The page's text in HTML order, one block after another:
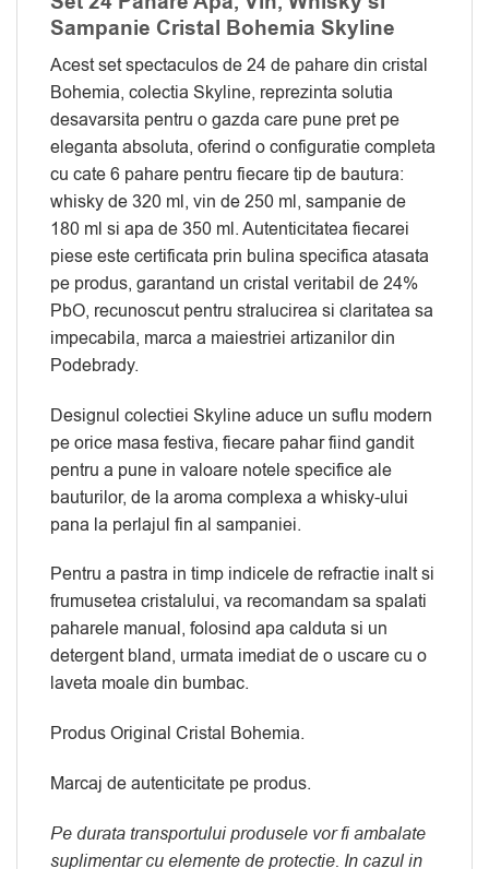
Sampanie Cristal Bohemia Skyline
Acest set spectaculos de 24 de pahare din cristal
Bohemia, colectia Skyline, reprezinta solutia
desavarsita pentru o gazda care pune pret pe
eleganta absoluta, oferind o configuratie completa
cu cate 6 pahare pentru fiecare tip de bautura:
whisky de 320 ml, vin de 250 ml, sampanie de
180 ml si apa de 350 ml. Autenticitatea fiecarei
piese este certificata prin bulina specifica atasata
pe produs, garantand un cristal veritabil de 24%
PbO, recunoscut pentru stralucirea si claritatea sa
impecabila, marca a maiestriei artizanilor din
Podebrady.
Designul colectiei Skyline aduce un suflu modern
pe orice masa festiva, fiecare pahar fiind gandit
pentru a pune in valoare notele specifice ale
bauturilor, de la aroma complexa a whisky-ului
pana la perlajul fin al sampaniei.
Pentru a pastra in timp indicele de refractie inalt si
frumusetea cristalului, va recomandam sa spalati
paharele manual, folosind apa calduta si un
detergent bland, urmata imediat de o uscare cu o
laveta moale din bumbac.
Produs Original Cristal Bohemia.
Marcaj de autenticitate pe produs.
Pe durata transportului produsele vor fi ambalate
suplimentar cu elemente de protectie. In cazul in